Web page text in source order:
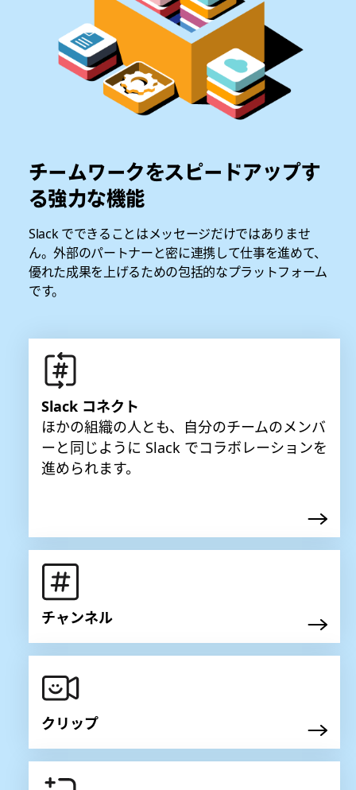
チームワークをスピードアップす
る強力な機能
Slack でできることはメッセージだけではありませ
ん。外部のパートナーと密に連携して仕事を進めて、
優れた成果を上げるための包括的なプラットフォーム
です。
Slack コネクト
ほかの組織の人とも、自分のチームのメンバ
ーと同じように Slack でコラボレーションを
進められます。
チャンネル
クリップ